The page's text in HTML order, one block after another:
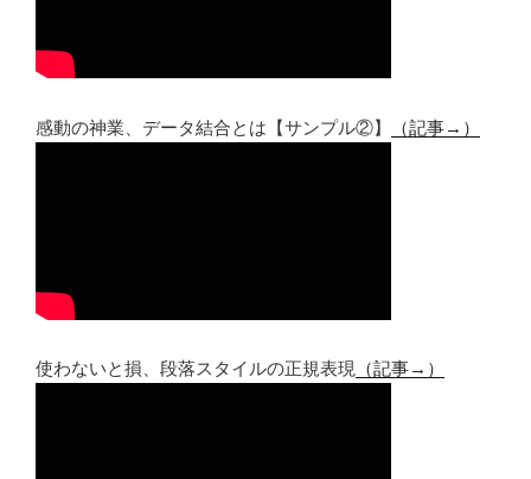
感動の神業、データ結合とは【サンプル②】 （記事→）
使わないと損、段落スタイルの正規表現 （記事→）